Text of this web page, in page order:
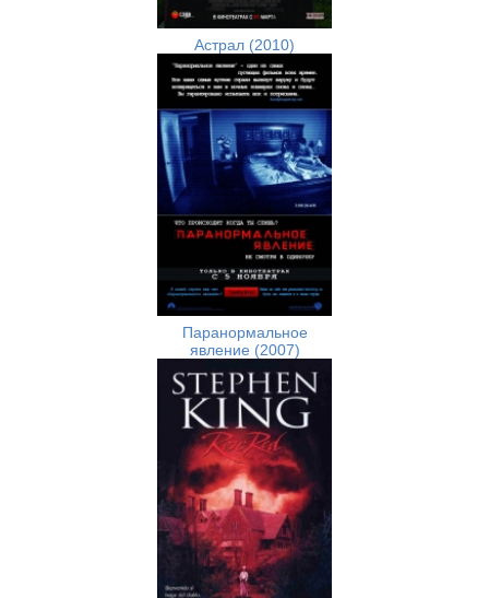
Астрал (2010)
Паранормальное
явление (2007)